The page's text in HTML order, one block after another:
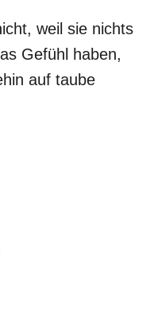
weil sie nichts
Gefühl haben,
auf taube